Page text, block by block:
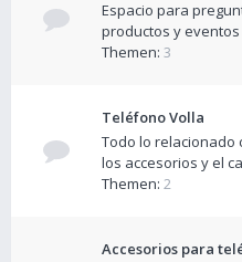
Espacio para
productos y eventos
Themen: 3
Teléfono Volla
Todo lo relacionado
los accesorios y el
Themen: 2
Accesorios para